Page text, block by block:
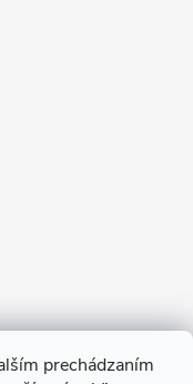
prechádzaním